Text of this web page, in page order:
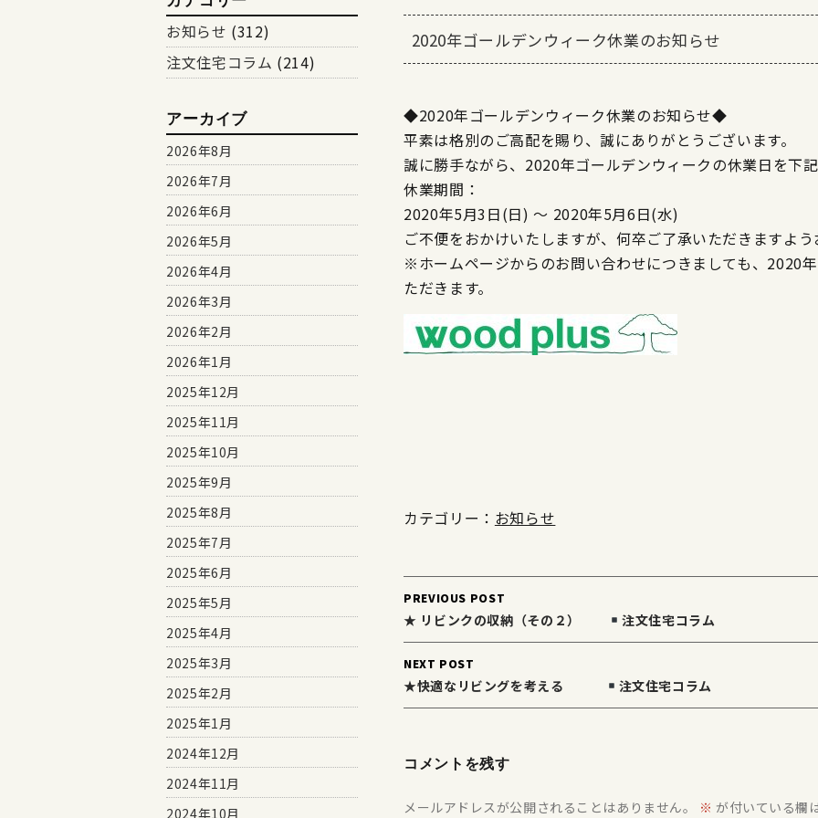
2020年ゴールデンウィーク休業のお知らせ
◆2020年ゴールデンウィーク休業のお知らせ◆
平素は格別のご高配を賜り、誠にありがとうございます。
誠に勝手ながら、2020年ゴールデンウィークの休業日を下
休業期間：
2020年5月3日(日) ～ 2020年5月6日(水)
ご不便をおかけいたしますが、何卒ご了承いただきますよう
※ホームページからのお問い合わせにつきましても、2020
ただきます。
カテゴリー： お知らせ
Post
navigation
PREVIOUS POST
★ リビンクの収納（その２） 注文住宅コラム
NEXT POST
★快適なリビングを考える 注文住宅コラム
コメントを残す
メールアドレスが公開されることはありません。 ※ が付いている欄
お知らせ (312)
注文住宅コラム (214)
アーカイブ
2026年8月
2026年7月
2026年6月
2026年5月
2026年4月
2026年3月
2026年2月
2026年1月
2025年12月
2025年11月
2025年10月
2025年9月
2025年8月
2025年7月
2025年6月
2025年5月
2025年4月
2025年3月
2025年2月
2025年1月
2024年12月
2024年11月
2024年10月